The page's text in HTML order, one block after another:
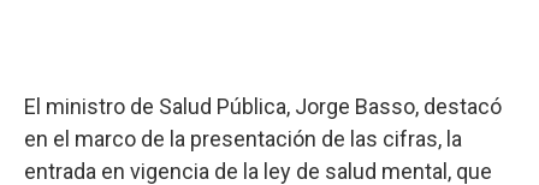
El ministro de Salud Pública, Jorge Basso, destacó
en el marco de la presentación de las cifras, la
entrada en vigencia de la ley de salud mental, que